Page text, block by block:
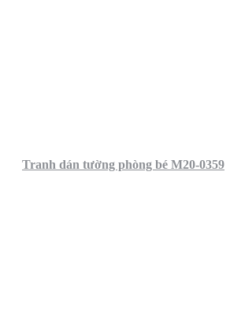
Tranh dán tường phòng bé M20-0359